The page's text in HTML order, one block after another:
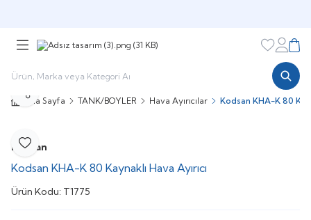
Favorilerim
Ana Sayfa TANK/BOYLER Hava Ayırıcılar Kodsan KHA-K 80
Favoriye Ekle
Paylaş
Kodsan
Kodsan KHA-K 80 Kaynaklı Hava Ayırıcı
Ürün Kodu: T1775